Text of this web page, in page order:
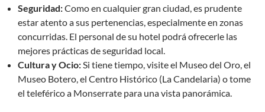
Seguridad:Como en cualquier gran ciudad, es prudente
estar atento a sus pertenencias, especialmente en zonas
concurridas. El personal de su hotel podrá ofrecerle las
mejores prácticas de seguridad local.
Cultura y Ocio:Si tiene tiempo, visite el Museo del Oro, el
Museo Botero, el Centro Histórico (La Candelaria) o tome
el teleférico a Monserrate para una vista panorámica.